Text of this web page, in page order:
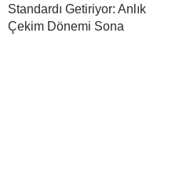
Standardı Getiriyor: Anlık
Çekim Dönemi Sona